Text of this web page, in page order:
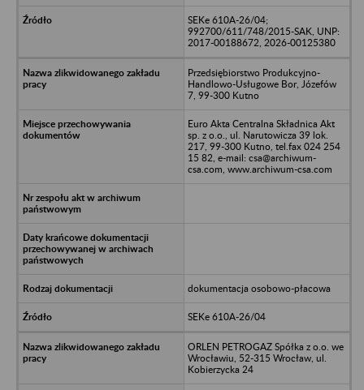
SEKe 610A-26/04;
992700/611/748/2015-SAK, UNP:
2017-00188672, 2026-00125380
Przedsiębiorstwo Produkcyjno-
Handlowo-Usługowe Bor, Józefów
7, 99-300 Kutno
Euro Akta Centralna Składnica Akt
sp. z o.o., ul. Narutowicza 39 lok.
217, 99-300 Kutno, tel.fax 024 254
15 82, e-mail: csa@archiwum-
csa.com, www.archiwum-csa.com
dokumentacja osobowo-płacowa
SEKe 610A-26/04
ORLEN PETROGAZ Spółka z o.o. we
Wrocławiu, 52-315 Wrocław, ul.
Kobierzycka 24